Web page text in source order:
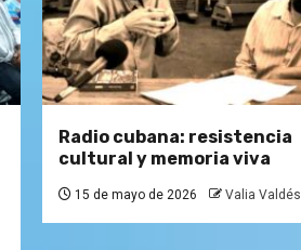
Radio cubana: resistencia
cultural y memoria viva
15 de mayo de 2026 Valia Valdés